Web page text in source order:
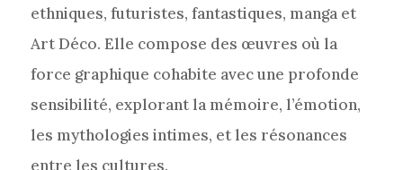
ethniques, futuristes, fantastiques, manga et
Art Déco. Elle compose des œuvres où la
force graphique cohabite avec une profonde
sensibilité, explorant la mémoire, l’émotion,
les mythologies intimes, et les résonances
entre les cultures.